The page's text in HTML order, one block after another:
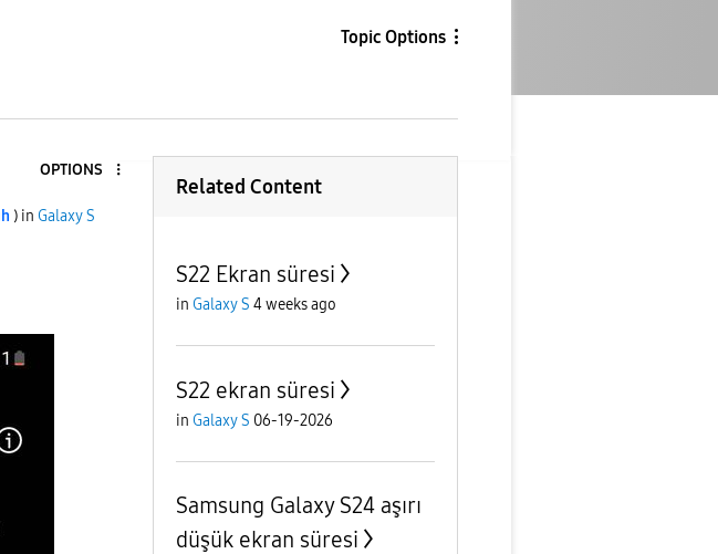
Topic Options
OPTIONS
) in Galaxy S
Related Content
S22 Ekran süresi
in Galaxy S 4 weeks ago
S22 ekran süresi
in Galaxy S 06-19-2026
Samsung Galaxy S24 aşırı
düşük ekran süresi